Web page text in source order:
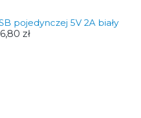
pojedynczej 5V 2A biały
zł